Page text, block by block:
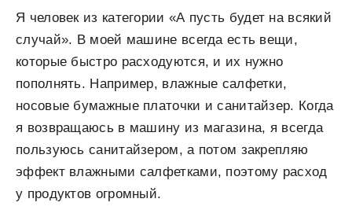
Я человек из категории «А пусть будет на всякий
случай». В моей машине всегда есть вещи,
которые быстро расходуются, и их нужно
пополнять. Например, влажные салфетки,
носовые бумажные платочки и санитайзер. Когда
я возвращаюсь в машину из магазина, я всегда
пользуюсь санитайзером, а потом закрепляю
эффект влажными салфетками, поэтому расход
у продуктов огромный.